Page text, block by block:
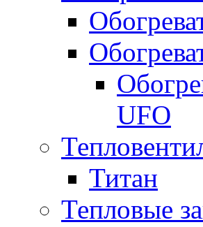
UFO
Титан
Тепловые